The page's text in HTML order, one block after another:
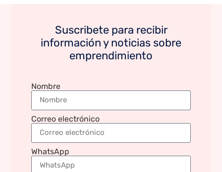
Suscribete para recibir
información y noticias sobre
emprendimiento
Nombre
Correo electrónico
WhatsApp